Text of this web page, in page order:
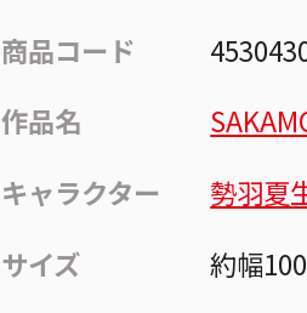
商品コード
作品名
キャラクター
勢羽夏
サイズ
約幅